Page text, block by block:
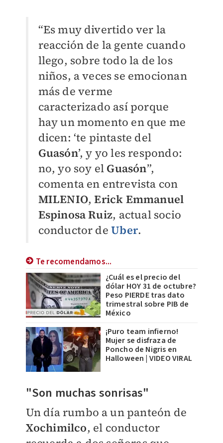
“Es muy divertido ver la
reacción de la gente cuando
llego, sobre todo la de los
niños, a veces se emocionan
más de verme
caracterizado así porque
hay un momento en que me
dicen: ‘te pintaste del
Guasón’, y yo les respondo:
no, yo soy el Guasón”,
comenta en entrevista con
MILENIO,Erick Emmanuel
Espinosa Ruiz, actual socio
conductor deUber.
Te recomendamos...
¿Cuál es el precio del
dólar HOY 31 de octubre?
Peso PIERDE tras dato
trimestral sobre PIB de
México
¡Puro team infierno!
Mujer se disfraza de
Poncho de Nigris en
Halloween | VIDEO VIRAL
"Son muchas sonrisas"
Un día rumbo a un panteón de
Xochimilco, el conductor